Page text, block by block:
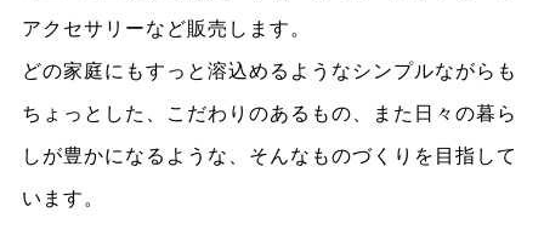
アクセサリーなど販売します。
どの家庭にもすっと溶込めるようなシンプルながらも
ちょっとした、こだわりのあるもの、また日々の暮ら
しが豊かになるような、そんなものづくりを目指して
います。